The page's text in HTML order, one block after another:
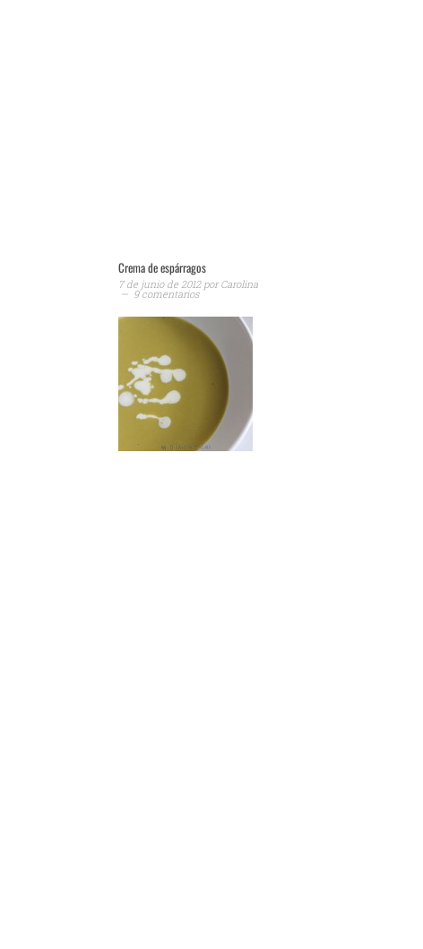
Crema de espárragos
7 de junio de 2012porCarolina
9 comentarios